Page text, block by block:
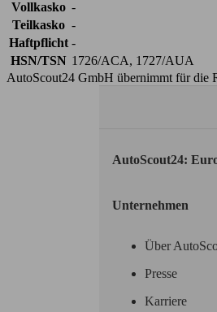
Vollkasko -
Teilkasko -
Haftpflicht -
HSN/TSN 1726/ACA, 1727/AUA
AutoScout24 GmbH übernimmt für die
AutoScout24:
Unternehmen
Über
Presse
Karriere